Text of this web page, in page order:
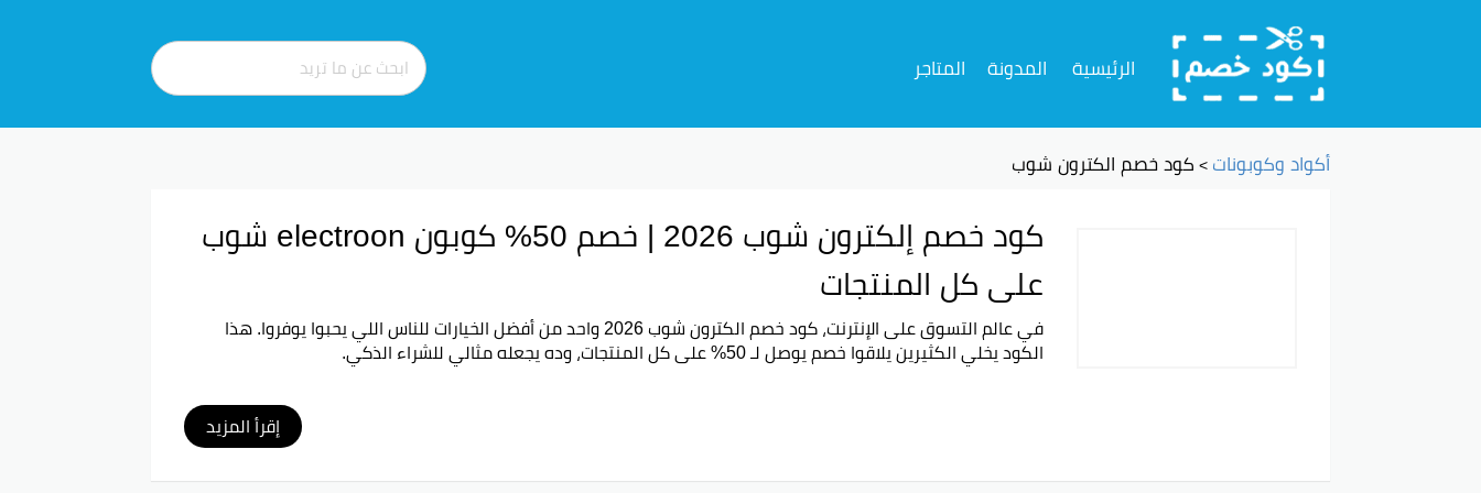
إلى
المحتوى
الرئيسية المدونة المتاجر
أكواد وكوبونات>كود خصم الكترون شوب
إقرأ المزيد
كود خصم إلكترون شوب 2026 | خصم 50% كوبون electroon شوب
على كل المنتجات
في عالم التسوق على الإنترنت، كود خصم الكترون شوب 2026 واحد من أفضل الخيارات للناس اللي يحبوا يوفروا. هذا
الكود يخلي الكثيرين يلاقوا خصم يوصل لـ50% على كل المنتجات، وده يجعله مثالي للشراء الذكي.
نسبة الخصم
50% على كل المنتجات